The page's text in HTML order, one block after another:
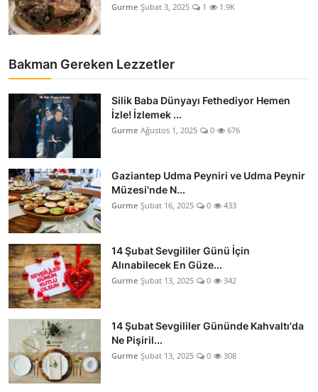
Gurme Şubat 3, 2025 1 1.9K
Bakman Gereken Lezzetler
Silik Baba Dünyayı Fethediyor Hemen
İzle! İzlemek ...
Gurme Ağustos 1, 2025 0 676
Gaziantep Udma Peyniri ve Udma Peynir
Müzesi'nde N...
Gurme Şubat 16, 2025 0 433
14 Şubat Sevgililer Günü İçin
Alınabilecek En Güze...
Gurme Şubat 13, 2025 0 342
14 Şubat Sevgililer Gününde Kahvaltı'da
Ne Pişiril...
Gurme Şubat 13, 2025 0 308